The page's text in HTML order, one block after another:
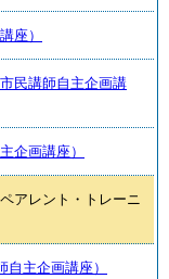
座）
民講師自主企画講
企画講座）
アレント・トレーニ
主企画講座）